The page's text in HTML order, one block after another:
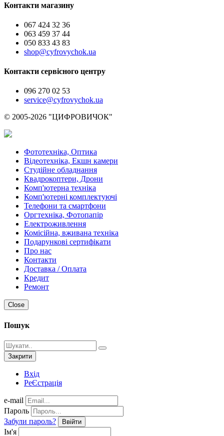
Контакти магазину
067 424 32 36
063 459 37 44
050 833 43 83
shop@cyfrovychok.ua
Контакти сервісного центру
096 270 02 53
service@cyfrovychok.ua
© 2005-2026 "ЦИФРОВИЧОК"
Фототехніка, Оптика
Відеотехніка, Екшн камери
Студійне обладнання
Квадрокоптери, Дрони
Комп'ютерна техніка
Комп'ютерні комплектуючі
Телефони та смартфони
Оргтехніка, Фотопапір
Електроживлення
Комісійна, вживана техніка
Подарункові сертифікати
Про нас
Контакти
Доставка / Оплата
Кредит
Ремонт
Close
Пошук
Закрити
Вхід
РеЄстрація
e-mail
Пароль
Забули пароль?
Ввійти
Ім'я